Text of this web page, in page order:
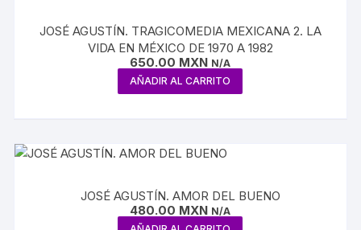
JOSÉ AGUSTÍN. TRAGICOMEDIA MEXICANA 2. LA
VIDA EN MÉXICO DE 1970 A 1982
650.00 MXN N/A
AÑADIR AL CARRITO
JOSÉ AGUSTÍN. AMOR DEL BUENO
480.00 MXN N/A